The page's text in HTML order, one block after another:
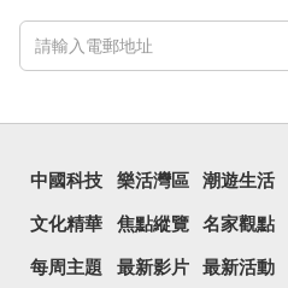
中國科技 樂活灣區 潮遊生活
文化精華 焦點縱覽 名家觀點
每周主題 最新影片 最新活動